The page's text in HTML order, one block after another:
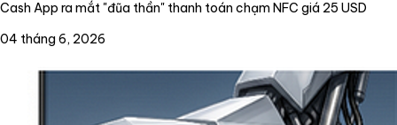
Cash App ra mắt "đũa thần" thanh toán chạm NFC giá 25 USD
04 tháng 6, 2026